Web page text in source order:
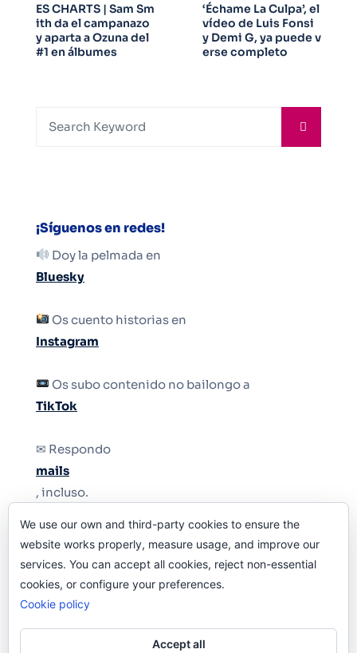
ES CHARTS | Sam Sm
ith da el campanazo
y aparta a Ozuna del
#1 en álbumes
‘Échame La Culpa’, el
vídeo de Luis Fonsi
y Demi G, ya puede v
erse completo
¡Síguenos en redes!
Doy la pelmada en
Bluesky
Os cuento historias en
Instagram
Os subo contenido no bailongo a
TikTok
✉ Respondo
mails
, incluso.
Y si una persona no puede tener teléfono, que
le quiten el teléfono.
We use our own and third-party cookies to ensure the
website works properly, measure usage, and improve our
services. You can accept all cookies, reject non-essential
cookies, or configure your preferences.
Cookie policy
Accept all